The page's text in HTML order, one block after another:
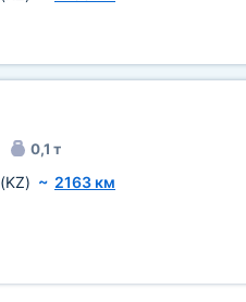
0,1 т
(KZ) ~ 2163 км